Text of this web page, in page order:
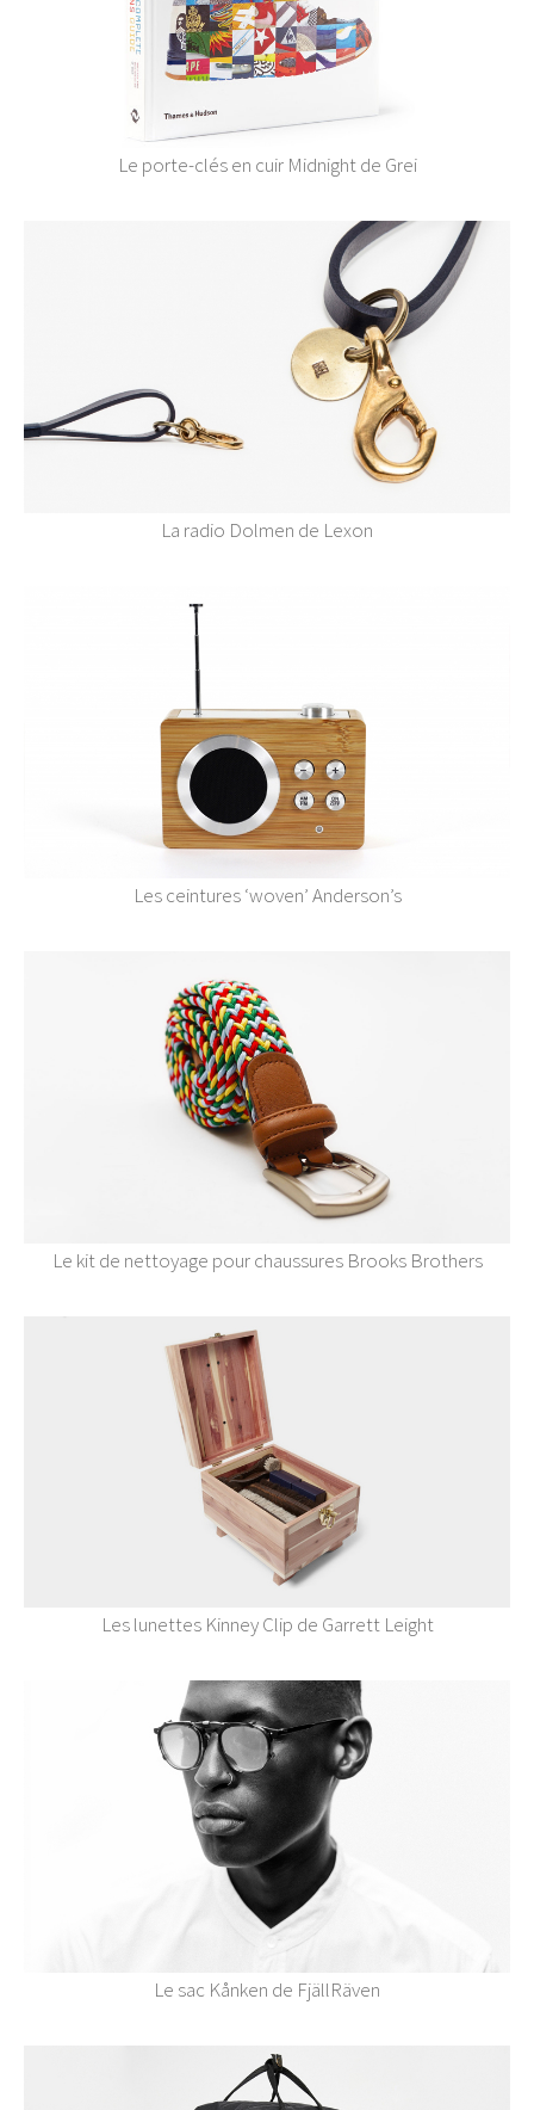
Le porte-clés en cuir Midnight de Grei
La radio Dolmen de Lexon
Les ceintures ‘woven’ Anderson’s
Le kit de nettoyage pour chaussures Brooks Brothers
Les lunettes Kinney Clip de Garrett Leight
Le sac Kånken de FjällRäven